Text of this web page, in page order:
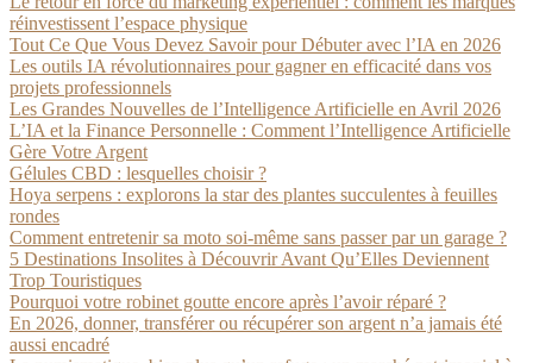
réinvestissent l’espace physique
Tout Ce Que Vous Devez Savoir pour Débuter avec l’IA en 2026
Les outils IA révolutionnaires pour gagner en efficacité dans vos
projets professionnels
Les Grandes Nouvelles de l’Intelligence Artificielle en Avril 2026
L’IA et la Finance Personnelle : Comment l’Intelligence Artificielle
Gère Votre Argent
Gélules CBD : lesquelles choisir ?
Hoya serpens : explorons la star des plantes succulentes à feuilles
rondes
Comment entretenir sa moto soi-même sans passer par un garage ?
5 Destinations Insolites à Découvrir Avant Qu’Elles Deviennent
Trop Touristiques
Pourquoi votre robinet goutte encore après l’avoir réparé ?
En 2026, donner, transférer ou récupérer son argent n’a jamais été
aussi encadré